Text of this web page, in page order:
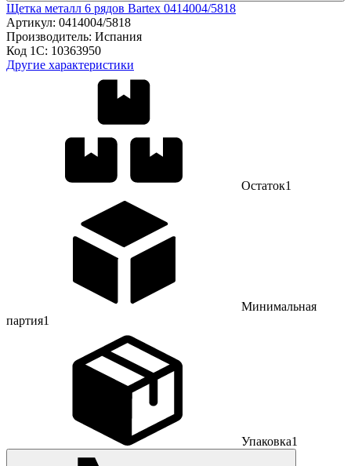
Щетка металл 6 рядов Bartex 0414004/5818
Артикул: 0414004/5818
Производитель: Испания
Код 1С: 10363950
Другие характеристики
Остаток1
Минимальная
партия1
Упаковка1